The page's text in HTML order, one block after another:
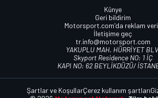
Künye
Geri bildirim
Motorsport.com'da reklam
İletişime geç
tr.info@motorsport.com
YAKUPLU MAH. HÜRRİYET
Skyport Residence NO: 1 İÇ
KAPI NO: 62 BEYLİKDÜZÜ/
Şartlar ve KoşullarÇerez kullanım şartları